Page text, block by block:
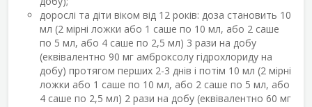
дорослі та діти віком від 12 років: доза становить 10
мл (2 мірні ложки або 1 саше по 10 мл, або 2 саше
по 5 мл, або 4 саше по 2,5 мл) 3 рази на добу
(еквівалентно 90 мг амброксолу гідрохлориду на
добу) протягом перших 2-3 днів і потім 10 мл (2 мірні
ложки або 1 саше по 10 мл, або 2 саше по 5 мл, або
4 саше по 2,5 мл) 2 рази на добу (еквівалентно 60 мг